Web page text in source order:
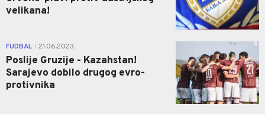
velikana!
FUDBAL 21.06.2023.
Poslije Gruzije - Kazahstan!
Sarajevo dobilo drugog evro-
protivnika
0